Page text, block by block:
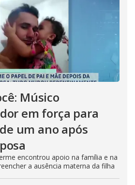
Músico
em força para
um ano após
encontrou apoio na família e na
a ausência materna da filha